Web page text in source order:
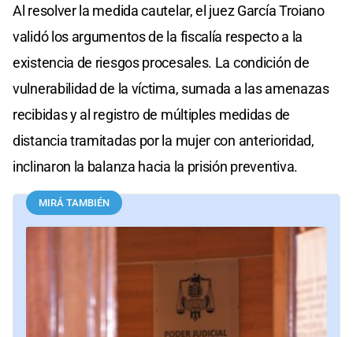
Al resolver la medida cautelar, el juez García Troiano
validó los argumentos de la fiscalía respecto a la
existencia de riesgos procesales. La condición de
vulnerabilidad de la víctima, sumada a las amenazas
recibidas y al registro de múltiples medidas de
distancia tramitadas por la mujer con anterioridad,
inclinaron la balanza hacia la prisión preventiva.
MIRÁ TAMBIÉN